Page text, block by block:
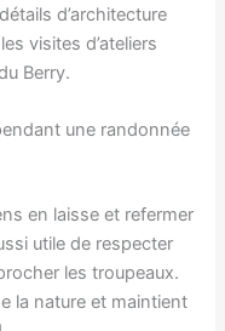
d’architecture
visites d’ateliers
Berry.
une randonnée
en laisse et refermer
utile de respecter
les troupeaux.
la nature et maintient